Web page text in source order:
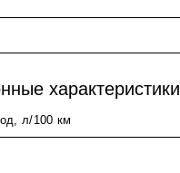
характеристики
л/100 км